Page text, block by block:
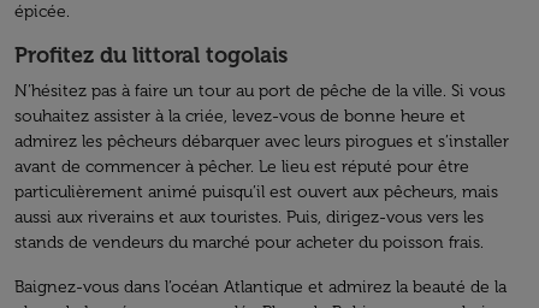
épicée.
Profitez du littoral togolais
N’hésitez pas à faire un tour au port de pêche de la ville. Si vous
souhaitez assister à la criée, levez-vous de bonne heure et
admirez les pêcheurs débarquer avec leurs pirogues et s’installer
avant de commencer à pêcher. Le lieu est réputé pour être
particulièrement animé puisqu’il est ouvert aux pêcheurs, mais
aussi aux riverains et aux touristes. Puis, dirigez-vous vers les
stands de vendeurs du marché pour acheter du poisson frais.
Baignez-vous dans l’océan Atlantique et admirez la beauté de la